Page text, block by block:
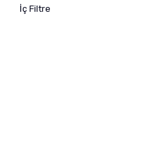
İç Filtre